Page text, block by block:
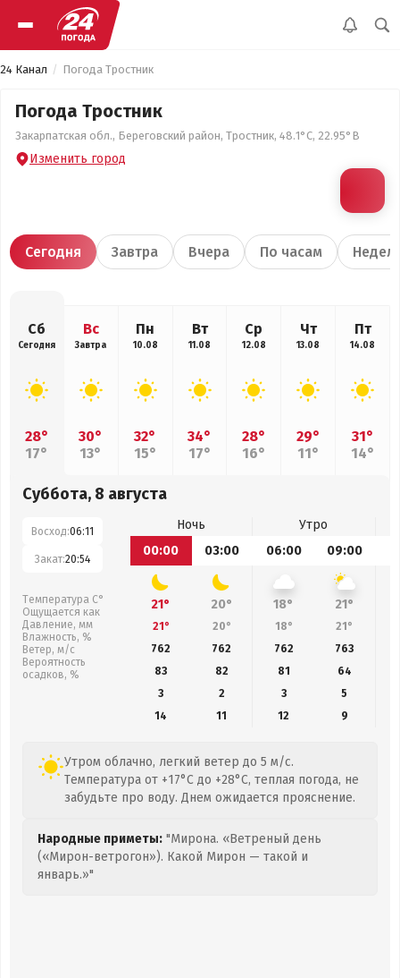
24 Канал Погода Тростник
Погода Тростник
Закарпатская обл., Береговский район, Тростник, 48.1°С, 22.95°В
Изменить город
Сегодня Завтра Вчера По часам
Сб
Сегодня
28°
17°
Вс
Завтра
30°
13°
Пн
10.08
32°
15°
Вт
11.08
34°
17°
Ср
12.08
28°
16°
Чт
13.08
29°
11°
Пт
14.08
31°
14°
Суббота, 8 августа
Восход:06:11
Закат:20:54
Температура С°
Ощущается как
Давление, мм
Влажность, %
Ветер, м/с
Вероятность
осадков, %
Ночь
Утро
00:00
03:00 06:00 09:00
21° 20° 18° 21°
21° 20° 18° 21°
762
762 762 763
83
82 81
64
3
2 3
5
14
11 12 9
Утром облачно, легкий ветер до 5 м/с.
Температура от +17°C до +28°C, теплая погода, не
забудьте про воду. Днем ожидается прояснение.
Народные приметы: "Мирона. «Ветреный день
(«Мирон-ветрогон»). Какой Мирон — такой и
январь.»"